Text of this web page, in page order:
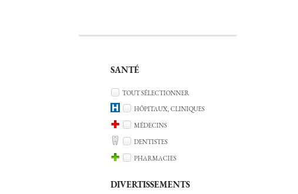
SANTÉ
TOUT SÉLECTIONNER
HÔPITAUX, CLINIQUES
MÉDECINS
DENTISTES
PHARMACIES
DIVERTISSEMENTS